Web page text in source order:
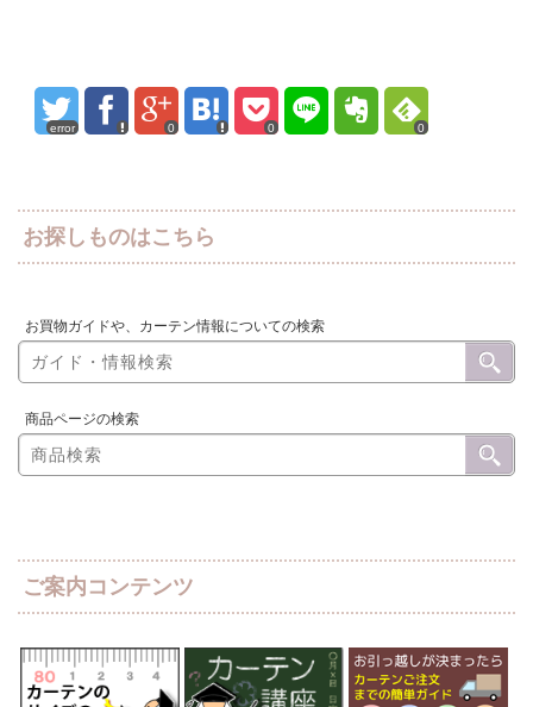
error 0 0 0
お探しものはこちら
お買物ガイドや、カーテン情報についての検索
商品ページの検索
ご案内コンテンツ